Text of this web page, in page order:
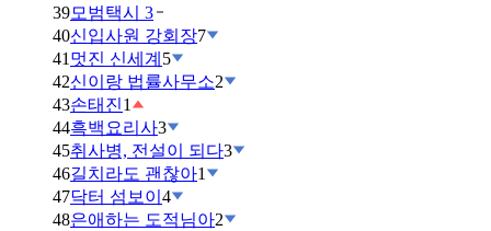
39모범택시 3
40신입사원 강회장7
41 멋진 신세계 5
42신이랑 법률사무소2
43손태진1
44흑백요리사3
45취사병, 전설이 되다3
46길치라도 괜찮아1
47닥터 섬보이 4
48은애하는 도적님아2